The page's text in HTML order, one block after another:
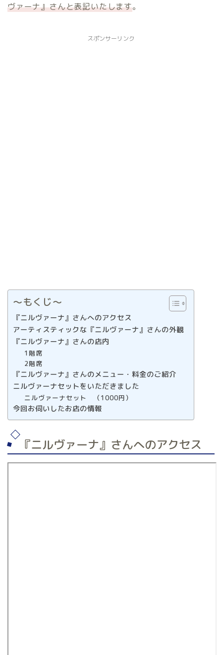
ヴァーナ』さんと表記いたします。
スポンサーリンク
〜もくじ〜
『ニルヴァーナ』さんへのアクセス
アーティスティックな『ニルヴァーナ』さんの外観
『ニルヴァーナ』さんの店内
1階席
2階席
『ニルヴァーナ』さんのメニュー・料金のご紹介
ニルヴァーナセットをいただきました
ニルヴァーナセット （1000円）
今回お伺いしたお店の情報
『ニルヴァーナ』さんへのアクセス